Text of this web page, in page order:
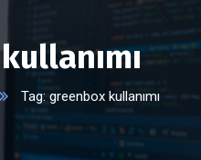
Tag: greenbox kullanımı